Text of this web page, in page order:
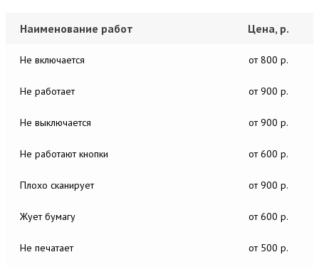
Наименование работ Цена, р.
Не включается от 800 р.
Не работает от 900 р.
Не выключается от 900 р.
Не работают кнопки от 600 р.
Плохо сканирует от 900 р.
Жует бумагу от 600 р.
Не печатает от 500 р.